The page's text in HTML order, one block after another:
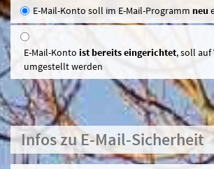
E-Mail-Konto soll im E-Mail-Programm neu
E-Mail-Konto ist bereits eingerichtet, soll auf
umgestellt werden
Infos zu E-Mail-Sicherheit